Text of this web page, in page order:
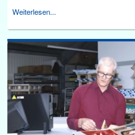
Weiterlesen...